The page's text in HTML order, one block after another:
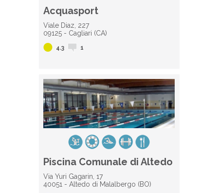
Acquasport
Viale Diaz, 227
09125 - Cagliari (CA)
4.3 1
Piscina Comunale di Altedo
Via Yuri Gagarin, 17
40051 - Altedo di Malalbergo (BO)